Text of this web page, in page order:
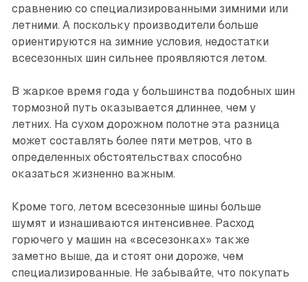
сравнению со специализированными зимними или
летними. А поскольку производители больше
ориентируются на зимние условия, недостатки
всесезонных шин сильнее проявляются летом.
В жаркое время года у большинства подобных шин
тормозной путь оказывается длиннее, чем у
летних. На сухом дорожном полотне эта разница
может составлять более пяти метров, что в
определенных обстоятельствах способно
оказаться жизненно важным.
Кроме того, летом всесезонные шины больше
шумят и изнашиваются интенсивнее. Расход
горючего у машин на «всесезонках» также
заметно выше, да и стоят они дороже, чем
специализированные. Не забывайте, что покупать